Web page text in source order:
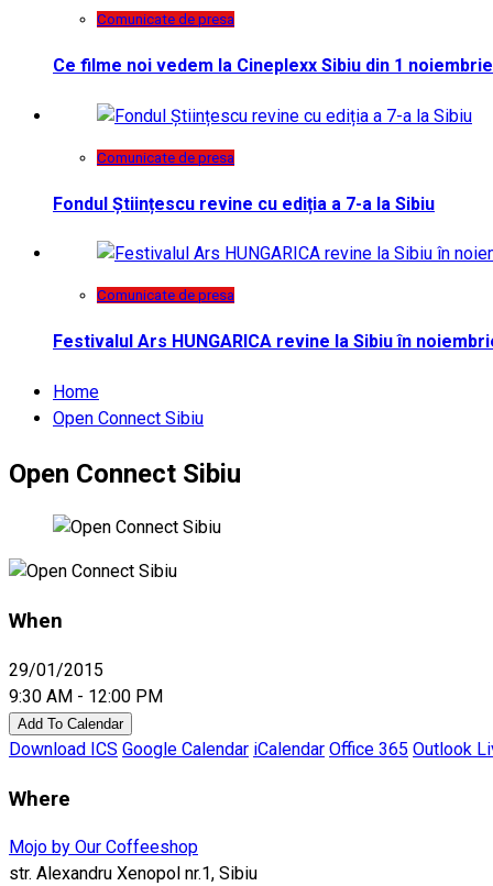
Comunicate de presa
Ce filme noi vedem la Cineplexx Sibiu din 1 noiembrie
Comunicate de presa
Fondul Științescu revine cu ediția a 7-a la Sibiu
Comunicate de presa
Festivalul Ars HUNGARICA revine la Sibiu în
Home
Open Connect Sibiu
Open Connect Sibiu
When
29/01/2015
9:30 AM - 12:00 PM
Add To Calendar
Download ICS Google Calendar iCalendar Office 365 Outlook
Where
Mojo by Our Coffeeshop
str. Alexandru Xenopol nr.1, Sibiu